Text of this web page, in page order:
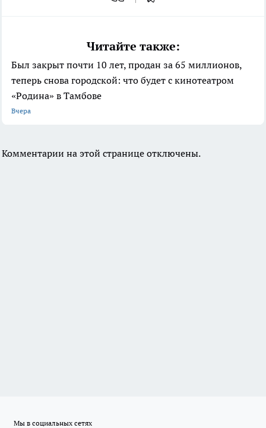
Читайте также:
Был закрыт почти 10 лет, продан за 65 миллионов,
теперь снова городской: что будет с кинотеатром
«Родина» в Тамбове
Вчера
Комментарии на этой странице отключены.
Мы в социальных сетях